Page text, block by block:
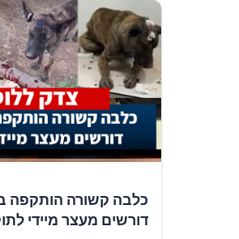
כלבה קשורה הותקפה
דורשים מעצר מיידי